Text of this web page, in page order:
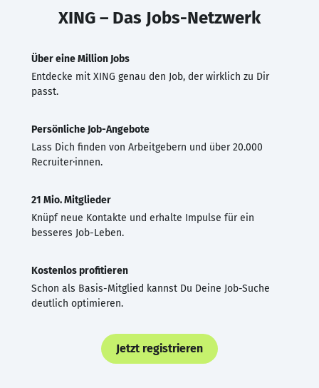
XING – Das Jobs-Netzwerk
Über eine Million Jobs
Entdecke mit XING genau den Job, der wirklich zu Dir
passt.
Persönliche Job-Angebote
Lass Dich finden von Arbeitgebern und über 20.000
Recruiter·innen.
21 Mio. Mitglieder
Knüpf neue Kontakte und erhalte Impulse für ein
besseres Job-Leben.
Kostenlos profitieren
Schon als Basis-Mitglied kannst Du Deine Job-Suche
deutlich optimieren.
Jetzt registrieren